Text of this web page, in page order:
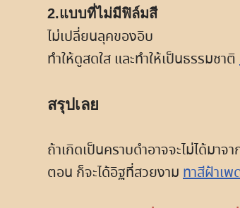
2.แบบที่ไม่มีฟิล์มสี
ไม่เปลี่ยนลุคของอิบ
ทำให้ดูสดใส และทำให้เป็นธรรมชาติ
สรุปเลย
ถ้าเกิดเป็นคราบดำอาจจะไม่ได้มา
ตอน ก็จะได้อิฐที่สวยงาม ทาสีฝ้าเพ